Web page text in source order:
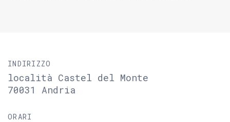
INDIRIZZO
località Castel del Monte
70031 Andria
ORARI